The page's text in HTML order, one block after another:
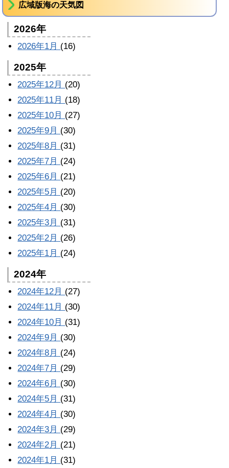
広域版海の天気図
2026年
2026年1月 (16)
2025年
2025年12月 (20)
2025年11月 (18)
2025年10月 (27)
2025年9月 (30)
2025年8月 (31)
2025年7月 (24)
2025年6月 (21)
2025年5月 (20)
2025年4月 (30)
2025年3月 (31)
2025年2月 (26)
2025年1月 (24)
2024年
2024年12月 (27)
2024年11月 (30)
2024年10月 (31)
2024年9月 (30)
2024年8月 (24)
2024年7月 (29)
2024年6月 (30)
2024年5月 (31)
2024年4月 (30)
2024年3月 (29)
2024年2月 (21)
2024年1月 (31)